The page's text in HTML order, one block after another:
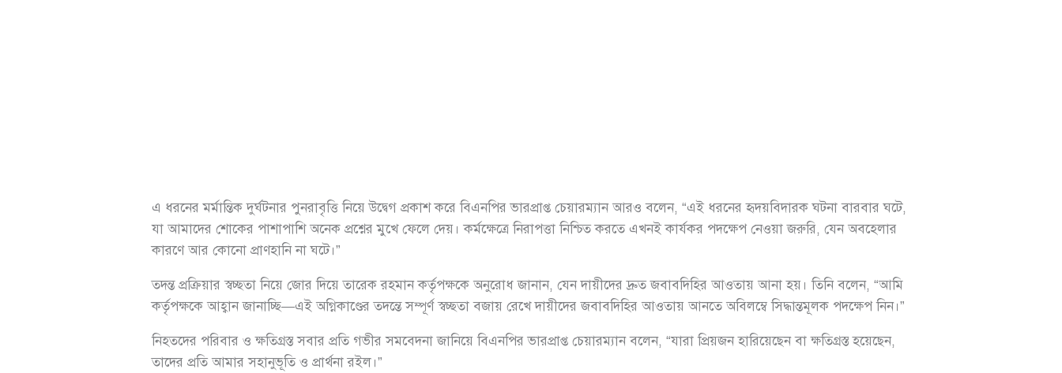
এ ধরনের মর্মান্তিক দুর্ঘটনার পুনরাবৃত্তি নিয়ে উদ্বেগ প্রকাশ করে বিএনপির ভারপ্রাপ্ত চেয়ারম্যান আরও বলেন, “এই ধরনের হৃদয়বিদারক ঘটনা বারবার ঘটে,
যা আমাদের শোকের পাশাপাশি অনেক প্রশ্নের মুখে ফেলে দেয়। কর্মক্ষেত্রে নিরাপত্তা নিশ্চিত করতে এখনই কার্যকর পদক্ষেপ নেওয়া জরুরি, যেন অবহেলার
কারণে আর কোনো প্রাণহানি না ঘটে।”
তদন্ত প্রক্রিয়ার স্বচ্ছতা নিয়ে জোর দিয়ে তারেক রহমান কর্তৃপক্ষকে অনুরোধ জানান, যেন দায়ীদের দ্রুত জবাবদিহির আওতায় আনা হয়। তিনি বলেন, “আমি
কর্তৃপক্ষকে আহ্বান জানাচ্ছি—এই অগ্নিকাণ্ডের তদন্তে সম্পূর্ণ স্বচ্ছতা বজায় রেখে দায়ীদের জবাবদিহির আওতায় আনতে অবিলম্বে সিদ্ধান্তমূলক পদক্ষেপ নিন।”
নিহতদের পরিবার ও ক্ষতিগ্রস্ত সবার প্রতি গভীর সমবেদনা জানিয়ে বিএনপির ভারপ্রাপ্ত চেয়ারম্যান বলেন, “যারা প্রিয়জন হারিয়েছেন বা ক্ষতিগ্রস্ত হয়েছেন,
তাদের প্রতি আমার সহানুভূতি ও প্রার্থনা রইল।”